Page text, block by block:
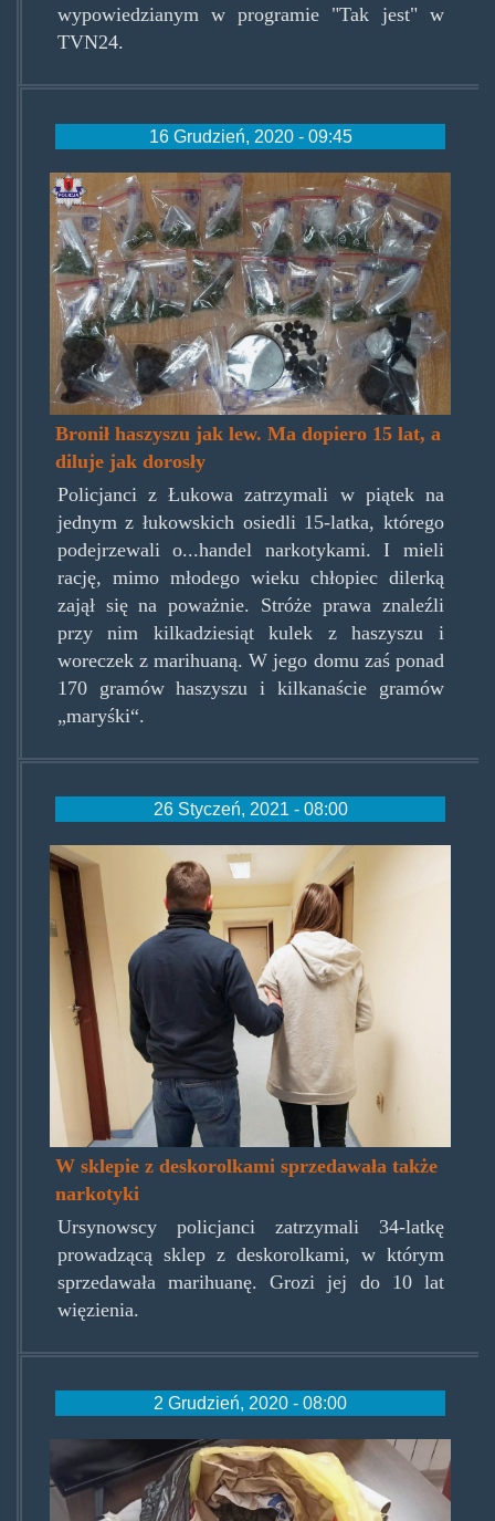
wypowiedzianym w programie "Tak jest" w
TVN24.
16 Grudzień, 2020 - 09:45
broniljaklew.jpg
Bronił haszyszu jak lew. Ma dopiero 15 lat, a
diluje jak dorosły
Policjanci z Łukowa zatrzymali w piątek na
jednym z łukowskich osiedli 15-latka, którego
podejrzewali o...handel narkotykami. I mieli
rację, mimo młodego wieku chłopiec dilerką
zajął się na poważnie. Stróże prawa znaleźli
przy nim kilkadziesiąt kulek z haszyszu i
woreczek z marihuaną. W jego domu zaś ponad
170 gramów haszyszu i kilkanaście gramów
„maryśki“.
26 Styczeń, 2021 - 08:00
deskorolki.jpg
W sklepie z deskorolkami sprzedawała także
narkotyki
Ursynowscy policjanci zatrzymali 34-latkę
prowadzącą sklep z deskorolkami, w którym
sprzedawała marihuanę. Grozi jej do 10 lat
więzienia.
2 Grudzień, 2020 - 08:00
plecakzhostelu.jpg